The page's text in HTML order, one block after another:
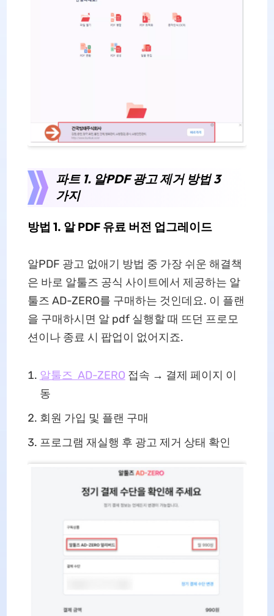
파트 1. 알PDF 광고 제거 방법 3
가지
방법 1. 알 PDF 유료 버전 업그레이드
알PDF 광고 없애기 방법 중 가장 쉬운 해결책
은 바로 알툴즈 공식 사이트에서 제공하는 알
툴즈 AD-ZERO를 구매하는 것인데요. 이 플랜
을 구매하시면 알 pdf 실행할 때 뜨던 프로모
션이나 종료 시 팝업이 없어지죠.
알툴즈 AD-ZERO 접속 → 결제 페이지 이
동
회원 가입 및 플랜 구매
프로그램 재실행 후 광고 제거 상태 확인